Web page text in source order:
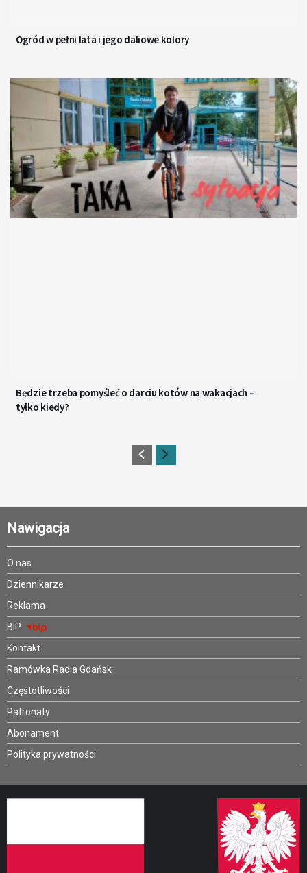
Ogród w pełni lata i jego daliowe kolory
Będzie trzeba pomyśleć o darciu kotów na wakacjach –
tylko kiedy?
Nawigacja
O nas
Dziennikarze
Reklama
BIP
Kontakt
Ramówka Radia Gdańsk
Częstotliwości
Patronaty
Abonament
Polityka prywatności